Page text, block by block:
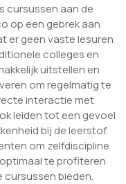
cursussen aan de
op een gebrek aan
er geen vaste lesuren
colleges en
uitstellen en
om regelmatig te
interactie met
leiden tot een gevoel
bij de leerstof.
om zelfdiscipline
te profiteren
cursussen bieden.